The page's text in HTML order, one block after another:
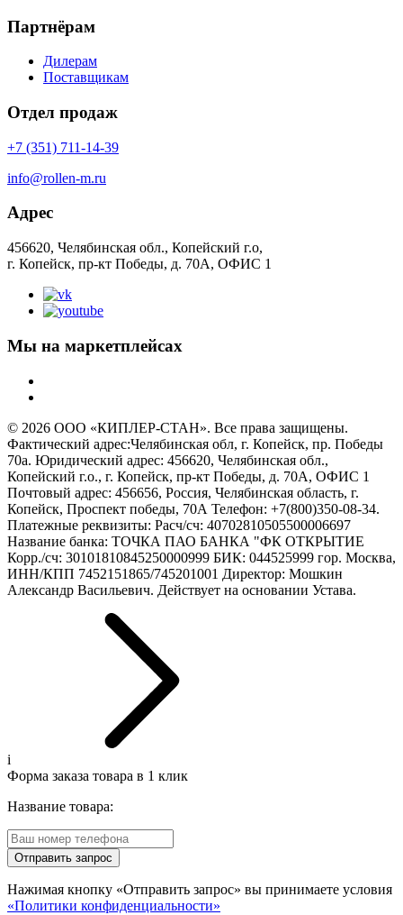
Партнёрам
Дилерам
Поставщикам
Отдел продаж
+7 (351) 711-14-39
info@rollen-m.ru
Адрес
456620, Челябинская обл., Копейский г.о,
г. Копейск, пр-кт Победы, д. 70А, ОФИС 1
Мы на маркетплейсах
© 2026 ООО «КИПЛЕР-СТАН». Все права защищены.
Фактический адрес:Челябинская обл, г. Копейск, пр. Победы
70а. Юридический адрес: 456620, Челябинская обл.,
Копейский г.о., г. Копейск, пр-кт Победы, д. 70А, ОФИС 1
Почтовый адрес: 456656, Россия, Челябинская область, г.
Копейск, Проспект победы, 70А Телефон: +7(800)350-08-34.
Платежные реквизиты: Расч/сч: 40702810505500006697
Название банка: ТОЧКА ПАО БАНКА "ФК ОТКРЫТИЕ
Корр./сч: 30101810845250000999 БИК: 044525999 гор. Москва,
ИНН/КПП 7452151865/745201001 Директор: Мошкин
Александр Васильевич. Действует на основании Устава.
i
Форма заказа товара в 1 клик
Название товара:
Отправить запрос
Нажимая кнопку «Отправить запрос» вы принимаете условия
«Политики конфиденциальности»